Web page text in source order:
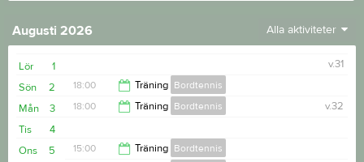
Augusti 2026 Alla aktiviteter
1
Lör
v.31
2
Sön 18:00 Träning Bordtennis
3
Mån v.32
18:00 Träning Bordtennis
20:00
4
Tis
5
Ons 15:00 Träning Bordtennis